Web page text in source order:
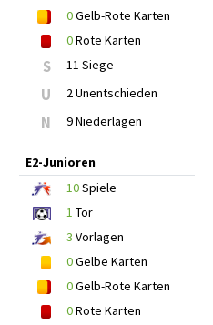
0Gelb-Rote Karten
0Rote Karten
S 11 Siege
U 2 Unentschieden
N 9 Niederlagen
E2-Junioren
10Spiele
1 Tor
3 Vorlagen
0Gelbe Karten
0Gelb-Rote Karten
0Rote Karten